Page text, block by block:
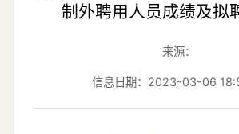
制外聘用人员成绩及拟
来源：
信息日期：2023-03-06